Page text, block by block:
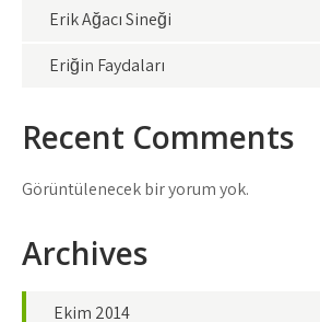
Erik Ağacı Sineği
Eriğin Faydaları
Recent Comments
Görüntülenecek bir yorum yok.
Archives
Ekim 2014